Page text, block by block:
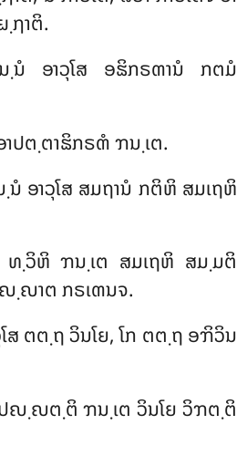
ຐາຕິ.
ອາວຸໂສ ອຘິກຣຓານໍ ກຕມໍ
າປຕ຺ຕາຘິກຣຓໍ ຠນ຺ເຕ.
ອາວຸໂສ ສມຖານໍ ກຕິຫິ ສມເຖຫິ
ວິຫິ ຠນ຺ເຕ ສມເຖຫິ ສມ຺ມຕິ
ຎາຕ ກຣເຓນຈ.
ໂສ ຕຕ຺ຖ ວິນໂຍ, ໂກ ຕຕ຺ຖ ອຠິວິນ
ຎຕ຺ຕິ ຠນ຺ເຕ ວິນໂຍ ວິຠຕ຺ຕິ